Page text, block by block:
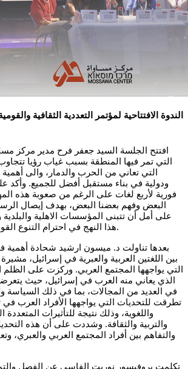
الندوة الافتتاحية لمؤتمر التعددية الثقافية
افتتح الجلسة السيد جعفر فرح مدير مركز
التي تمر فيها المنطقة بسبب غياب رؤيا
التي تعاني من الحرب والدمار، والى
ودولية في بناء مستقبل أفضل للجميع. وأكد
فورية لأربع لغات على الرغم من صعوبة هذه
البعض وفهم بعضنا البعض، بهدف إيصال
على أمل أن تتبنى المؤسسات الاهلية والبلدية
هذا النهج في احترام التنوع القومي واللغوي والثقافي.
بعدها تناولت د. ميسون ارشيد شحادة أهمية
بين اللغتين العربية والعبرية في إسرائيل،
التي يواجهها المجتمع العربي. وركزت على
الذي يعاني منه العرب في إسرائيل، حيث
في العديد من المجالات، بما في ذلك السياسة
تطرقت للتحديات التي يواجهها الأفراد العرب في
واللغوية، وذلك نتيجة للتأثيرات
والتربية والثقافة. وشددت على أن هذه
والتفاهم بين أفراد المجتمع العربي والعبري،
تكلمت بروفيسور نوريت الفاسي عن الفصل